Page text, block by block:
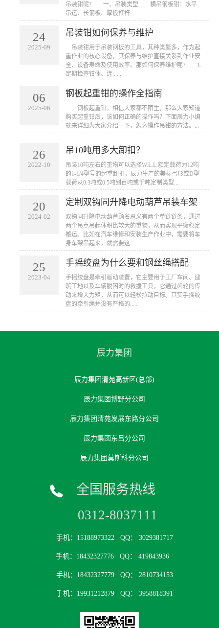
吊装钳呢? 一、吊装类型 横吊钢板钳：水平
吊运、长钢板、厚板杠杆......
24
2025-09
吊装钳如何保养与维护
​ 吊装钳用于吊装钢板的工具，其种类繁多，作为起
重作业的核心设备，其保养与维护直接关系到作业安
全、设备寿命及使用效率。那如何保养维护呢? 1.
定期检查钳体、连......
06
2025-06
钢板起重钳的操作全指南
​ 钢板起重钳，相信大家都不陌生，那么大家知道
购买起重钳后，该如何正确的操作吗？下面辰力小编
就来详细为大家介绍一下，怎么操作吊钳的方法。...
26
2022-10
吊10吨用多大卸扣？
吊装10吨左右的重物可以选择W.L.L.额定载荷为12吨
的1-1/4型号的起重卸扣，辰力生产的美标弓形或D型
载荷从0.3吨或0.5吨到百吨或千吨定制类型...
20
2024-02
定制双钩同升降电动葫芦吊装车架
双钩同升降电动葫芦顾名思义有两个单链链条，通过
两个吊点吊起体积比较大的重物，从而实现平衡稳定
搬运。比如在汽车维修和安装生产作业中，需要将车
身车架吊起来，就需要这......
25
2023-04
手摇绞盘为什么要和钢丝绳搭配
手摇绞盘是牵引驱动装置，它主要用于工厂车间、建
筑工地以及车辆脱困时的救援工具，它通过齿轮的传
动来增大力矩，从而可以轻松拉动目标。其实手摇绞
盘的牵引绳并没有严格的......
辰力集团
辰力集团清苑高新区(总部)
辰力集团博野分公司
辰力集团清苑发展东路分公司
辰力集团东吕分公司
辰力集团莫斯科分公司
全国服务热线
0312-8037111
手机：15188973322 QQ： 3029381717
手机：18432327776 QQ： 419843936
手机：18432327779QQ： 2810734153
手机：19931212879 QQ： 3958818391